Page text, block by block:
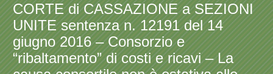
CORTE di CASSAZIONE a SEZIONI
UNITE sentenza n. 12191 del 14
giugno 2016 – Consorzio e
“ribaltamento” di costi e ricavi – La